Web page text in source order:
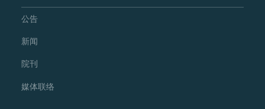
公告
新闻
院刊
媒体联络